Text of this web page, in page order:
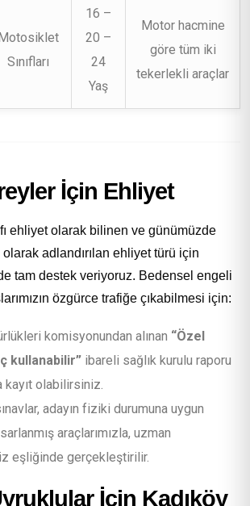
Sınıfları
16 –
20 –
24
Yaş
Motor hacmine
göre tüm iki
tekerlekli araçlar
İçin Ehliyet
ehliyet olarak bilinen ve günümüzde
olarak adlandırılan ehliyet türü için
tam destek veriyoruz. Bedensel engeli
özgürce trafiğe çıkabilmesi için:
komisyonundan alınan “Özel
kullanabilir” ibareli sağlık kurulu raporu
kayıt olabilirsiniz.
adayın fiziki durumuna uygun
araçlarımızla, uzman
eşliğinde gerçekleştirilir.
İçin Kadıköy